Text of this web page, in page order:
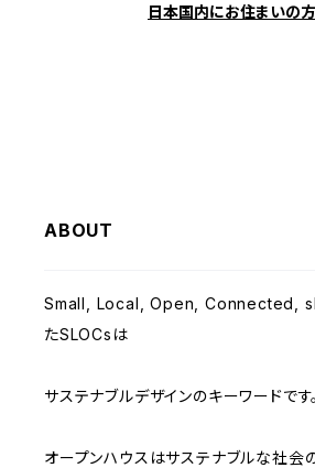
日本国内にお住まいの
ABOUT
Small, Local, Open, Connected,
たSLOCsは
サステナブルデザインのキーワードです。
オープンハウスはサステナブルな社会